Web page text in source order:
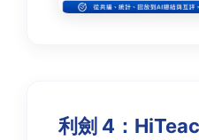
利劍 4：